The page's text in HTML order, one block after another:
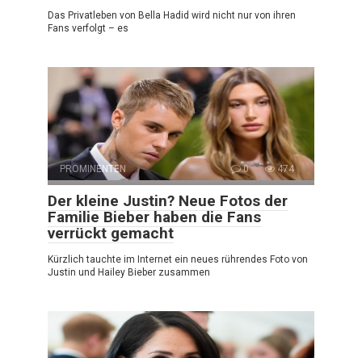
Das Privatleben von Bella Hadid wird nicht nur von ihren
Fans verfolgt – es
PROMINENTEN 0 474
Der kleine Justin? Neue Fotos der
Familie Bieber haben die Fans
verrückt gemacht
Kürzlich tauchte im Internet ein neues rührendes Foto von
Justin und Hailey Bieber zusammen